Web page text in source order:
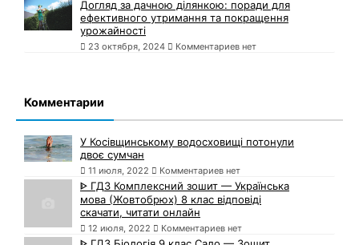
Догляд за дачною ділянкою: поради для
ефективного утримання та покращення
урожайності
23 октября, 2024 Комментариев нет
Комментарии
У Косівщинському водосховищі потонули
двоє сумчан
11 июля, 2022 Комментариев нет
ᐈ ГДЗ Комплексний зошит — Українська
мова (Жовтобрюх) 8 клас відповіді
скачати, читати онлайн
12 июля, 2022 Комментариев нет